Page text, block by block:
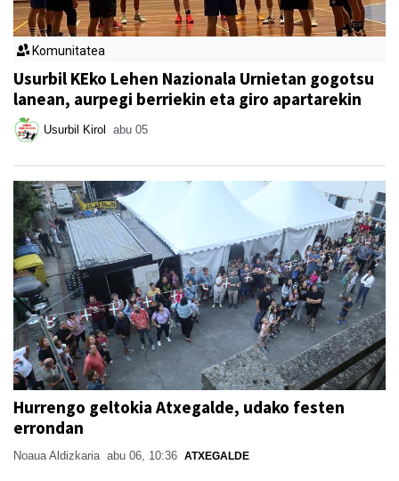
Komunitatea
Usurbil KEko Lehen Nazionala Urnietan gogotsu
lanean, aurpegi berriekin eta giro apartarekin
Usurbil Kirol abu 05
Hurrengo geltokia Atxegalde, udako festen
errondan
Noaua Aldizkaria abu 06, 10:36 ATXEGALDE